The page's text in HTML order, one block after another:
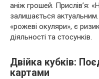
аніж грошей. Прислів’я:
залишається
«рожеві окуляри», є
діяльності та стосунків.
Двійка кубків:
картами